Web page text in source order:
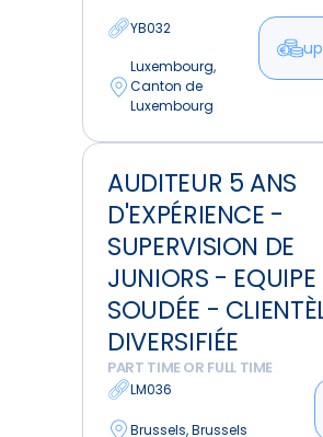
YB032
Luxembourg,
Canton de
Luxembourg
Speaker
AUDITEUR 5 ANS
D'EXPÉRIENCE -
SUPERVISION DE
JUNIORS - EQUIPE
SOUDÉE -
DIVERSIFIÉE
PART TIME OR FULL TIME
LM036
Brussels, Brussels
Auditeur
ans
d'expérience
Supervision
Juniors
Equipe
soudée